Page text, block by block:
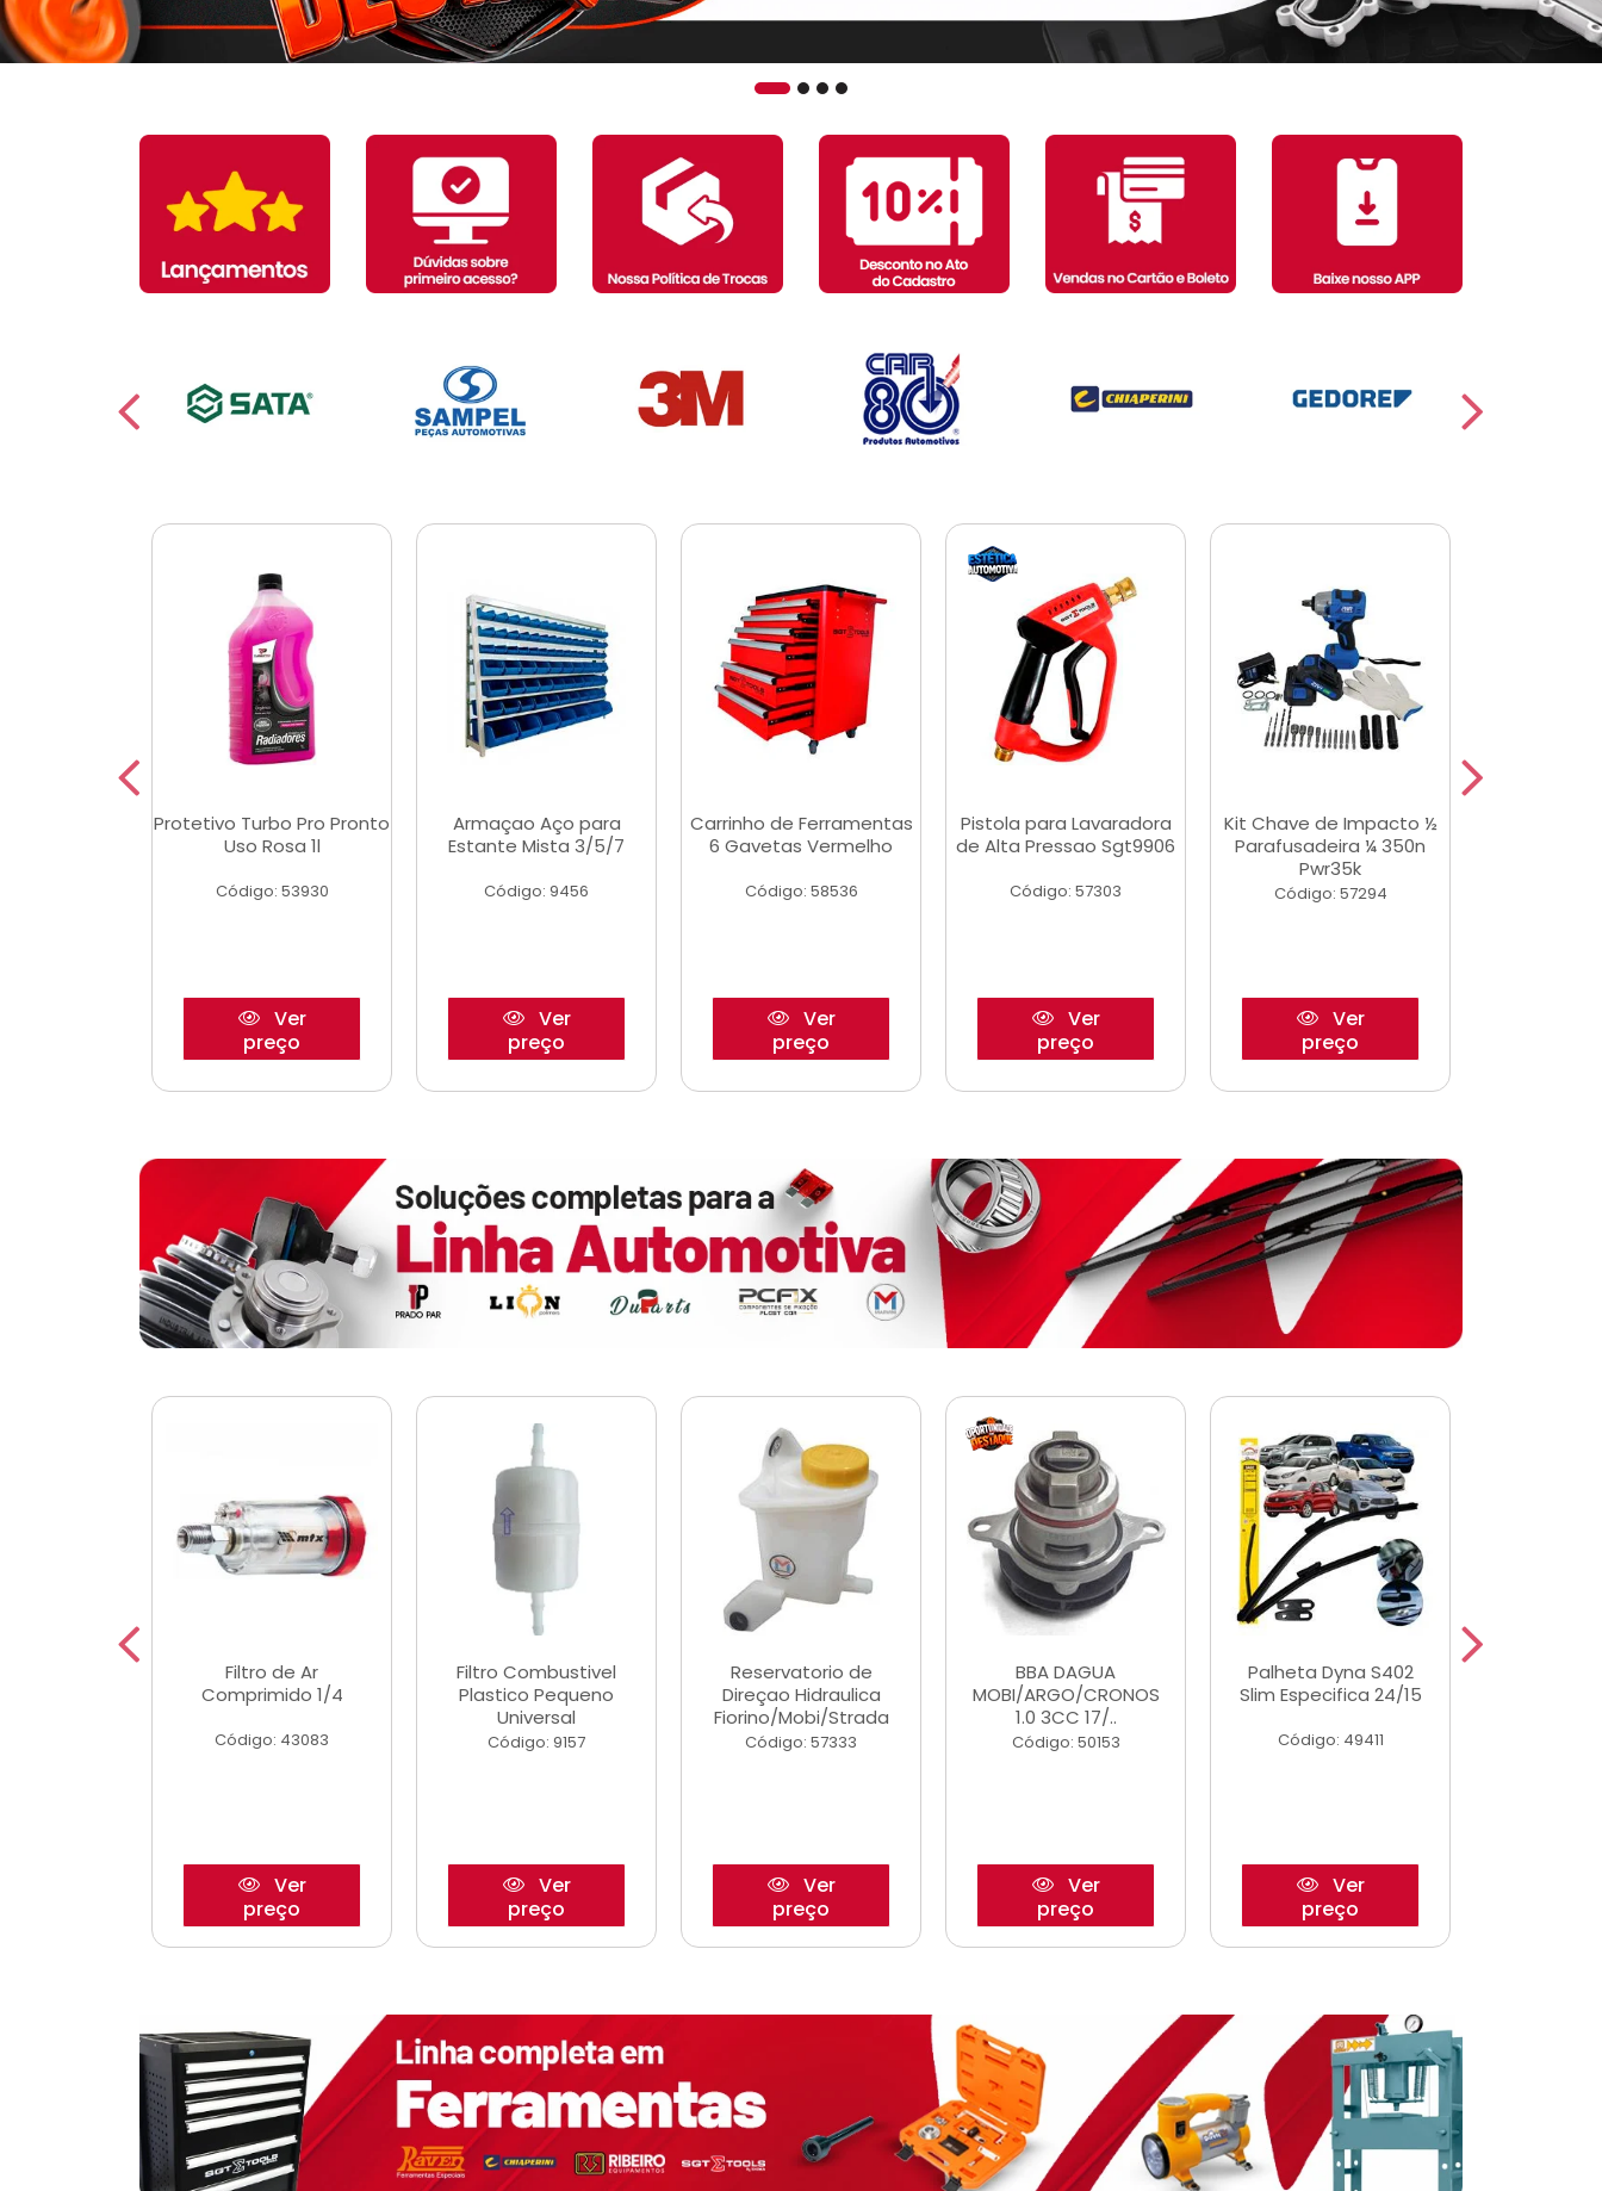
Protetivo Turbo Pro Pronto
Uso Rosa 1l
Código: 53930
Ver
preço
Armaçao Aço para
Estante Mista 3/5/7
Código: 9456
Ver
preço
Carrinho de Ferramentas
6 Gavetas Vermelho
Código: 58536
Ver
preço
Pistola para Lavaradora
de Alta Pressao Sgt9906
Código: 57303
Ver
preço
Kit Chave de Impacto ½
Parafusadeira ¼ 350n
Pwr35k
Código: 57294
Ver
preço
Filtro de Ar
Comprimido 1/4
Código: 43083
Ver
preço
Filtro Combustivel
Plastico Pequeno
Universal
Código: 9157
Ver
preço
Reservatorio de
Direçao Hidraulica
Fiorino/Mobi/Strada
Código: 57333
Ver
preço
BBA DAGUA
MOBI/ARGO/CRONOS
1.0 3CC 17/..
Código: 50153
Ver
preço
Palheta Dyna S402
Slim Especifica 24/15
Código: 49411
Ver
preço